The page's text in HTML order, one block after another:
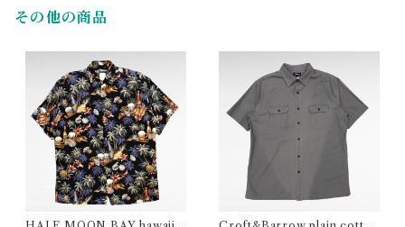
その他の商品